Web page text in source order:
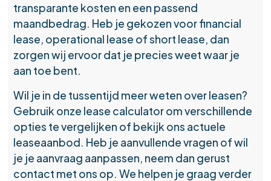
transparante kosten en een passend
maandbedrag. Heb je gekozen voor financial
lease, operational lease of short lease, dan
zorgen wij ervoor dat je precies weet waar je
aan toe bent.
Wil je in de tussentijd meer weten over leasen?
Gebruik onze lease calculator om verschillende
opties te vergelijken of bekijk ons actuele
leaseaanbod. Heb je aanvullende vragen of wil
je je aanvraag aanpassen, neem dan gerust
contact met ons op. We helpen je graag verder